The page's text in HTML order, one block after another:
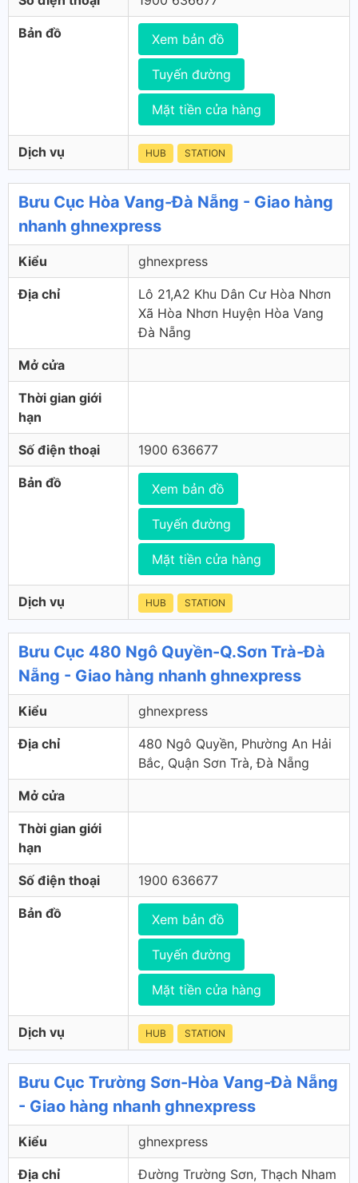
Bản đồ Xem bản đồ
Tuyến đường
Mặt tiền cửa hàng
Dịch vụ HUB STATION
Bưu Cục Hòa Vang-Đà Nẵng - Giao hàng
nhanh ghnexpress
Kiểu ghnexpress
Địa chỉ
Lô 21,A2 Khu Dân Cư Hòa Nhơn
Xã Hòa Nhơn Huyện Hòa Vang
Đà Nẵng
Mở cửa
Thời gian giới
hạn
Số điện thoại 1900 636677
Bản đồ Xem bản đồ
Tuyến đường
Mặt tiền cửa hàng
Dịch vụ HUB STATION
Bưu Cục 480 Ngô Quyền-Q.Sơn Trà-Đà
Nẵng - Giao hàng nhanh ghnexpress
Kiểu ghnexpress
Địa chỉ
480 Ngô Quyền, Phường An Hải
Bắc, Quận Sơn Trà, Đà Nẵng
Mở cửa
Thời gian giới
hạn
Số điện thoại 1900 636677
Bản đồ Xem bản đồ
Tuyến đường
Mặt tiền cửa hàng
Dịch vụ HUB STATION
Bưu Cục Trường Sơn-Hòa Vang-Đà Nẵng
- Giao hàng nhanh ghnexpress
Kiểu ghnexpress
Địa chỉ
Đường Trường Sơn, Thạch Nham